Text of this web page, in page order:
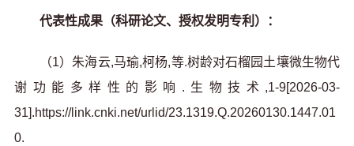
代表性成果（科研论文、授权发明专利）：
（1）朱海云,马瑜,柯杨,等.树龄对石榴园土壤微生物代
谢功能多样性的影响.生物技术,1-9[2026-03-
31].https://link.cnki.net/urlid/23.1319.Q.20260130.1447.01
0.